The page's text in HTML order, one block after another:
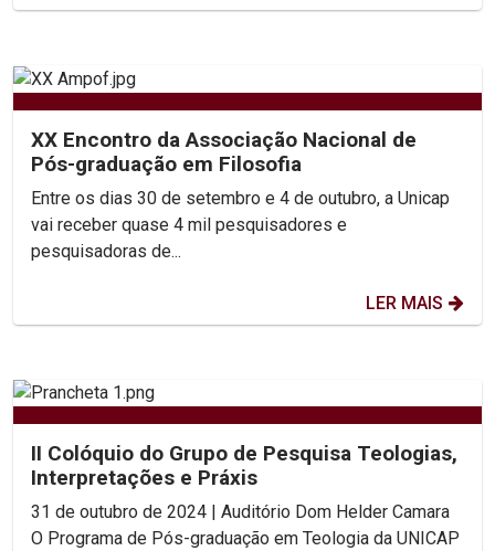
XX Encontro da Associação Nacional de
Pós-graduação em Filosofia
Entre os dias 30 de setembro e 4 de outubro, a Unicap
vai receber quase 4 mil pesquisadores e
pesquisadoras de...
LER MAIS
II Colóquio do Grupo de Pesquisa Teologias,
Interpretações e Práxis
31 de outubro de 2024 | Auditório Dom Helder Camara
O Programa de Pós-graduação em Teologia da UNICAP